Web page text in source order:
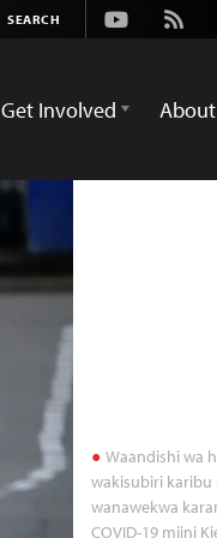
Youtube
Rss
Get Involved
Waandishi wa
wakisubiri karibu
wanawekwa
COVID-19 mjini